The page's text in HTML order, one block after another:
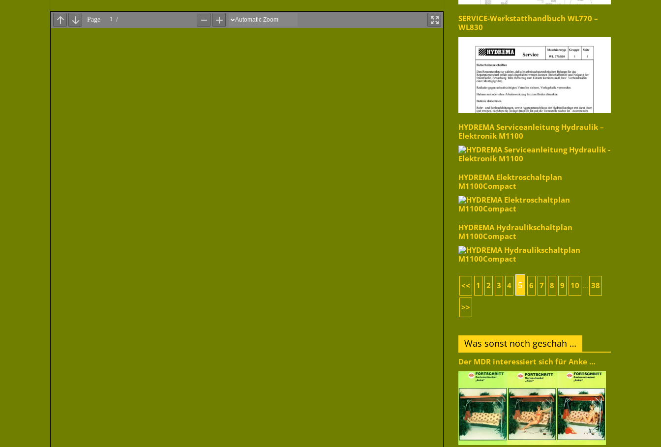
SERVICE-Werkstatthandbuch WL770 –
WL830
HYDREMA Serviceanleitung Hydraulik –
Elektronik M1100
HYDREMA Elektroschaltplan
M1100Compact
HYDREMA Hydraulikschaltplan
M1100Compact
<< 1 2 3 4 5 6 7 8 9 10 ... 38
>>
Was sonst noch geschah …
Der MDR interessiert sich für Anke …